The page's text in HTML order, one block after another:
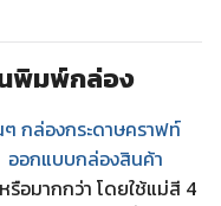
พิมพ์กล่อง
กล่องกระดาษคราฟท์
ออกแบบกล่องสินค้า
อมากกว่า โดยใช้แม่สี 4